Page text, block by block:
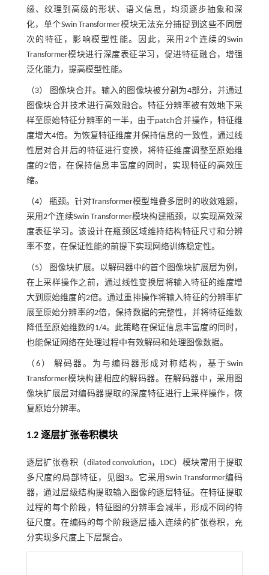
缘、纹理到高级的形状、语义信息，均须逐步抽象和深
化，单个Swin Transformer模块无法充分捕捉到这些不同层
次的特征，影响模型性能。因此，采用2个连续的Swin
Transformer模块进行深度表征学习，促进特征融合，增强
泛化能力，提高模型性能。
（3） 图像块合并。输入的图像块被分割为4部分，并通过
图像块合并技术进行高效融合。特征分辨率被有效地下采
样至原始特征分辨率的一半，由于patch合并操作，特征维
度增大4倍。为恢复特征维度并保持信息的一致性，通过线
性层对合并后的特征进行变换，将特征维度调整至原始维
度的2倍，在保持信息丰富度的同时，实现特征的高效压
缩。
（4） 瓶颈。针对Transformer模型堆叠多层时的收敛难题，
采用2个连续Swin Transformer模块构建瓶颈，以实现高效深
度表征学习。该设计在瓶颈区域维持结构特征尺寸和分辨
率不变，在保证性能的前提下实现网络训练稳定性。
（5） 图像块扩展。以解码器中的首个图像块扩展层为例，
在上采样操作之前，通过线性变换层将输入特征的维度增
大到原始维度的2倍。通过重排操作将输入特征的分辨率扩
展至原始分辨率的2倍，保持数据的完整性，并将特征维数
降低至原始维数的1/4。此策略在保证信息丰富度的同时，
也能保证网络在处理过程中有效解码和处理图像数据。
（6） 解码器。为与编码器形成对称结构，基于Swin
Transformer模块构建相应的解码器。在解码器中，采用图
像块扩展层对编码器提取的深度特征进行上采样操作，恢
复原始分辨率。
1.2 逐层扩张卷积模块
逐层扩张卷积（dilated convolution，LDC）模块常用于提取
多尺度的局部特征，见 图3。它采用Swin Transformer编码
器，通过层级结构提取输入图像的逐层特征。在特征提取
过程的每个阶段，特征图的分辨率会减半，形成不同的特
征尺度。在编码的每个阶段逐层插入连续的扩张卷积，充
分实现多尺度上下层聚合。